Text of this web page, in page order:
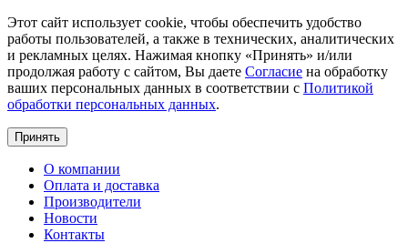
Этот сайт использует cookie, чтобы обеспечить удобство
работы пользователей, а также в технических, аналитических
и рекламных целях. Нажимая кнопку «Принять» и/или
продолжая работу с сайтом, Вы даете Согласие на обработку
ваших персональных данных в соответствии с Политикой
обработки персональных данных.
Принять
О компании
Оплата и доставка
Производители
Новости
Контакты